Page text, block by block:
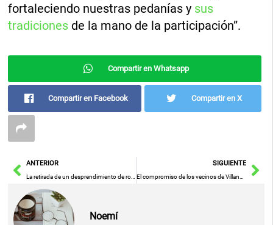
fortaleciendo nuestras pedanías y sus
tradiciones de la mano de la participación”.
Compartir en Whatsapp
Compartir en Facebook Compartir en X
AntANTERIOR
La retirada de un desprendimiento de rocas en Cañaveras contará con el apoyo de la Diputación de Cuenca
SIGUIENTE
El compromiso de los vecinos de Villanueva de la Fuente con Mencatur ha destacado el presidente de la Diputación de Ciudad Real
Noemí